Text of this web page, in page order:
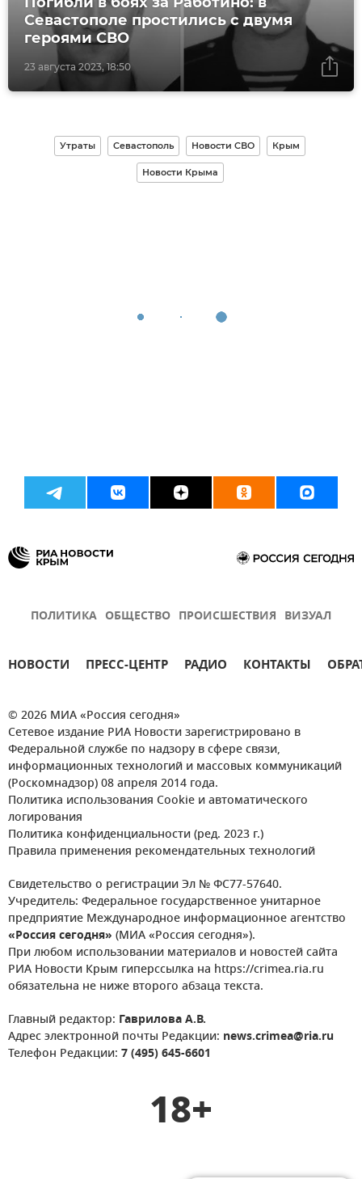
23 августа 2023, 18:50
Севастополе простились с двумя
героями СВО
Утраты Севастополь Новости СВО Крым
Новости Крыма
ПОЛИТИКА ОБЩЕСТВО ПРОИСШЕСТВИЯ ВИЗУАЛ
НОВОСТИ ПРЕСС-ЦЕНТР РАДИО КОНТАКТЫ
© 2026 МИА «Россия сегодня»
Сетевое издание РИА Новости зарегистрировано в
Федеральной службе по надзору в сфере связи,
информационных технологий и массовых коммуникаций
(Роскомнадзор) 08 апреля 2014 года.
Политика использования Cookie и автоматического
логирования
Политика конфиденциальности (ред. 2023 г.)
Правила применения рекомендательных технологий
Свидетельство о регистрации Эл № ФС77-57640.
Учредитель: Федеральное государственное унитарное
предприятие Международное информационное агентство
«Россия сегодня» (МИА «Россия сегодня»).
При любом использовании материалов и новостей сайта
РИА Новости Крым гиперссылка на https://crimea.ria.ru
обязательна не ниже второго абзаца текста.
Главный редактор: Гаврилова А.В.
Адрес электронной почты Редакции: news.crimea@ria.ru
Телефон Редакции: 7 (495) 645-6601
18+